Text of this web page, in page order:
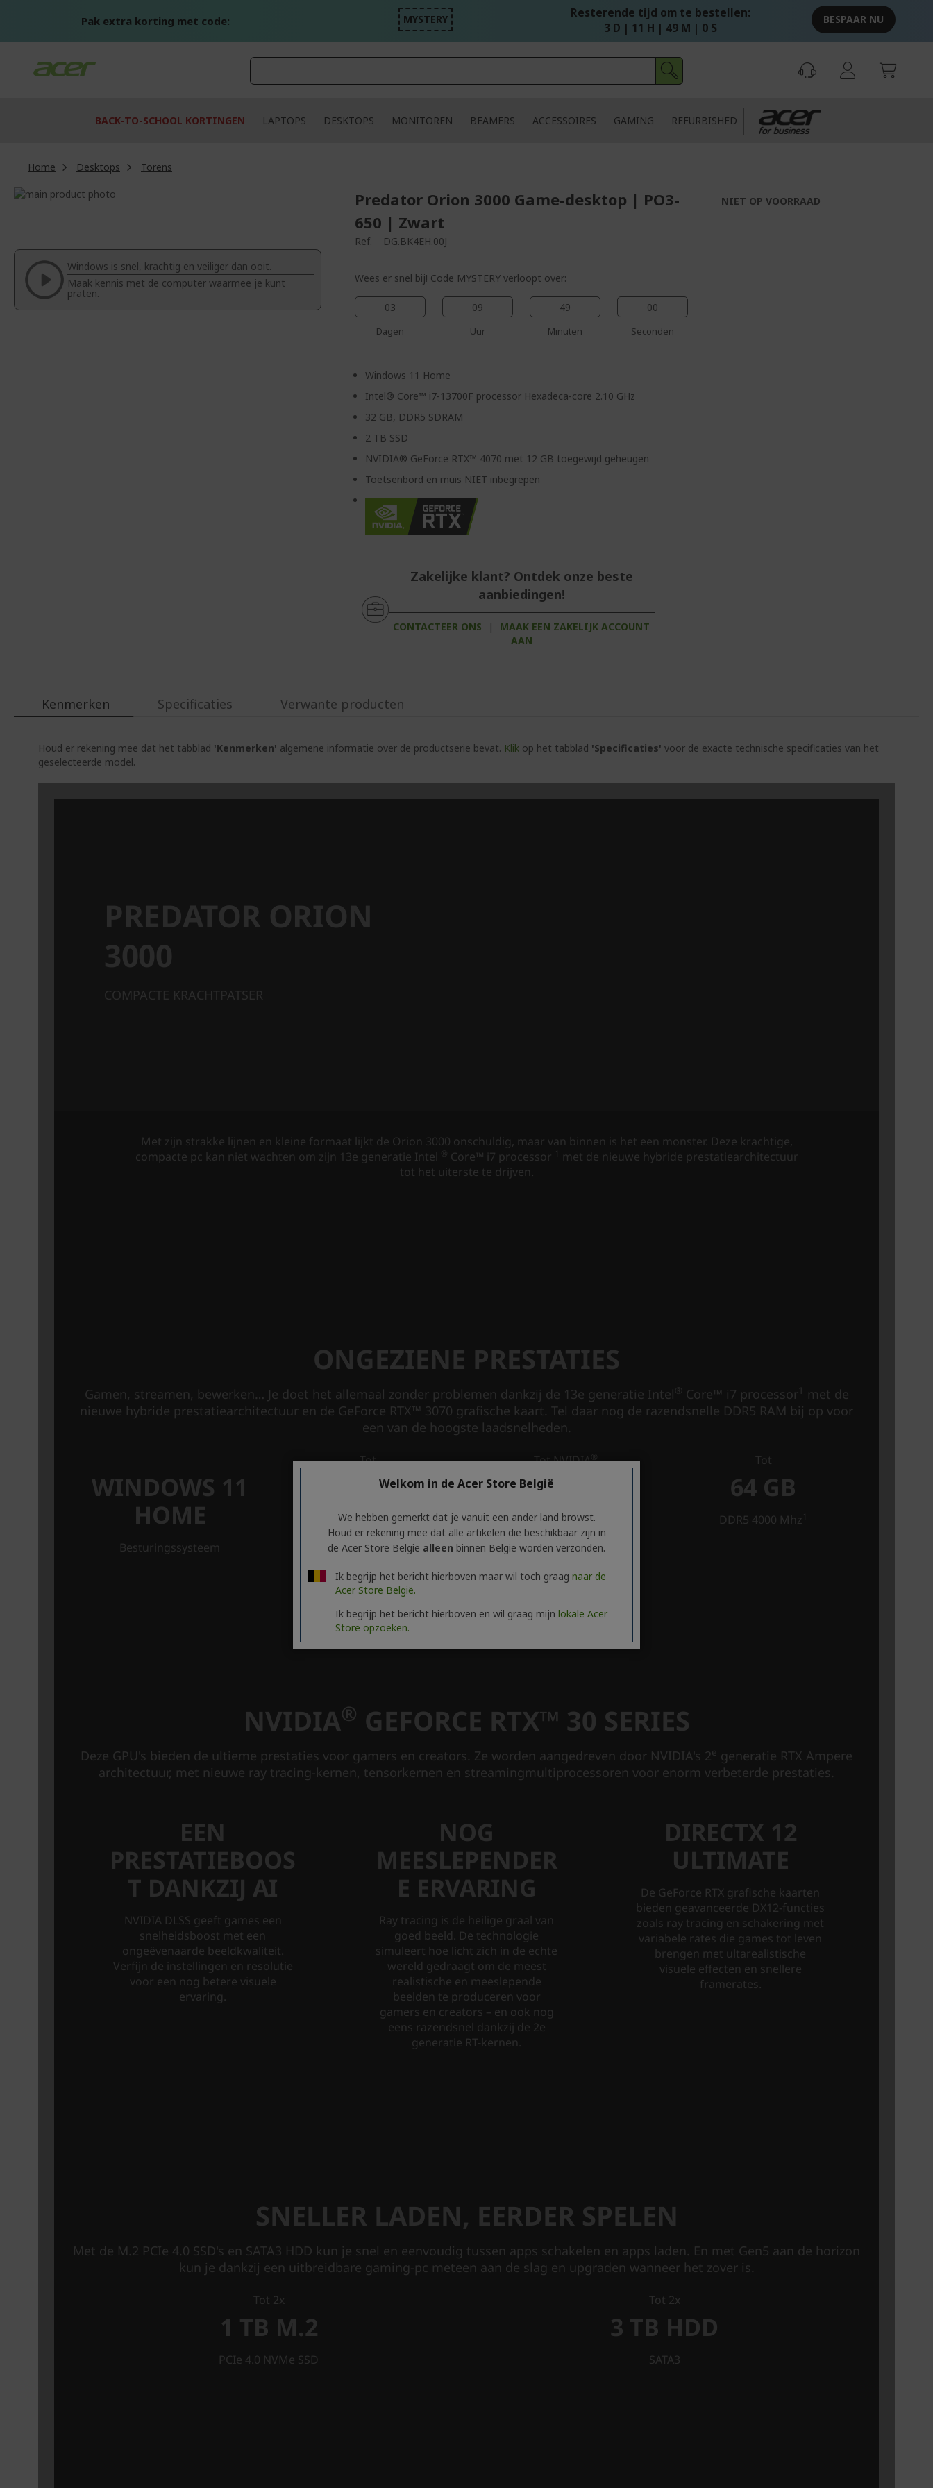
Pak extra korting met code: MYSTERY
Resterende tijd om te bestellen:
3 D | 11 H | 48 M | 59 S
BESPAAR NU
BACK-TO-SCHOOL KORTINGEN LAPTOPS DESKTOPS MONITOREN BEAMERS ACCESSOIRES GAMING REFURBISHED
Home Desktops
Torens
Ga
van
afbeeldingen-
gallerij
begin
afbeeldingen-
gallerij
Windows is snel, krachtig en veiliger dan ooit.
Maak kennis met de computer waarmee je kunt
praten.
Predator Orion 3000 Game-desktop | PO3-
650 | Zwart
Ref. DG.BK4EH.00J
Wees er snel bij! Code MYSTERY verloopt over:
03
Dagen
09
Uur
48
Minuten
59
Seconden
Windows 11 Home
Intel® Core™ i7-13700F processor Hexadeca-core 2.10 GHz
32 GB, DDR5 SDRAM
2 TB SSD
NVIDIA® GeForce RTX™ 4070 met 12 GB toegewijd geheugen
Toetsenbord en muis NIET inbegrepen
Zakelijke klant? Ontdek onze beste
aanbiedingen!
CONTACTEER ONS |
MAAK EEN ZAKELIJK ACCOUNT
AAN
NIET OP VOORRAAD
Kenmerken
Houd er rekening mee dat het tabblad 'Kenmerken' algemene informatie over de productserie bevat. Klik op het tabblad 'Specificaties' voor de exacte technische specificaties van het
geselecteerde model.
Specificaties Verwante producten
Welkom in de Acer Store België
We hebben gemerkt dat je vanuit een ander land browst.
Houd er rekening mee dat alle artikelen die beschikbaar zijn in
de Acer Store België alleen binnen België worden verzonden.
Ik begrijp het bericht hierboven maar wil toch graag naar de
Acer Store België.
Ik begrijp het bericht hierboven en wil graag mijn lokale Acer
Store opzoeken.